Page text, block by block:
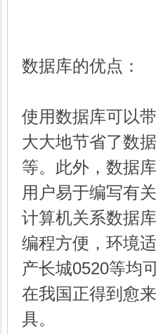
数据库的优点：
使用数据库可以
大大地节省了数
等。此外，数据
用户易于编写有
计算机关系数据
编程方便，环境
产长城0520等均
在我国正得到愈
具。